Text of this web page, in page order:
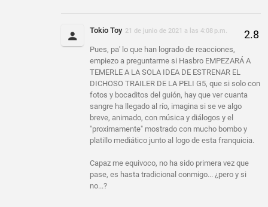
Tokio Toy 21 de junio de 2021 a las 4:08 p.m.
Pues, pa' lo que han logrado de reacciones,
empiezo a preguntarme si Hasbro EMPEZARÁ A
TEMERLE A LA SOLA IDEA DE ESTRENAR EL
DICHOSO TRAILER DE LA PELI G5, que si solo con
fotos y bocaditos del guión, hay que ver cuanta
sangre ha llegado al río, imagina si se ve algo
breve, animado, con música y diálogos y el
"proximamente" mostrado con mucho bombo y
platillo mediático junto al logo de esta franquicia.
Capaz me equivoco, no ha sido primera vez que
pase, es hasta tradicional conmigo... ¿pero y si
no...?